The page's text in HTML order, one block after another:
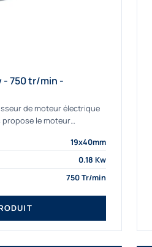
- 750 tr/min -
de moteur électrique
propose le moteur
19x40mm
0.18 Kw
750 Tr/min